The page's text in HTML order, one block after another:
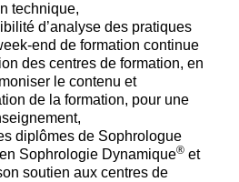
technique,
d’analyse des pratiques
end de formation continue
des centres de formation, en
le contenu et
de la formation, pour une
diplômes de Sophrologue
Sophrologie Dynamique®et
soutien aux centres de